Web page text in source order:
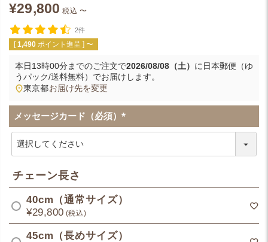
¥29,800 税込 〜
2件
[ 1,490 ポイント進呈 ] 〜
本日13時00分までのご注文で2026/08/08（土） に 日本郵便（ゆ
うパック/送料無料） でお届けします。
東京都お届け先を変更
メッセージカード（必須）
(
チェーン長さ
40cm（通常サイズ）
¥29,800 税込
45cm（長めサイズ）